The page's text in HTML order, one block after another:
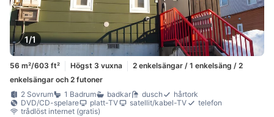
1/1
56 m²/603 ft² Högst 3 vuxna
2 enkelsängar / 1 enkelsäng / 2
enkelsängar och 2 futoner
2 Sovrum
1 Badrum badkar dusch
hårtork
DVD/CD-spelare
platt-TV satellit/kabel-TV
telefon
trådlöst internet (gratis)